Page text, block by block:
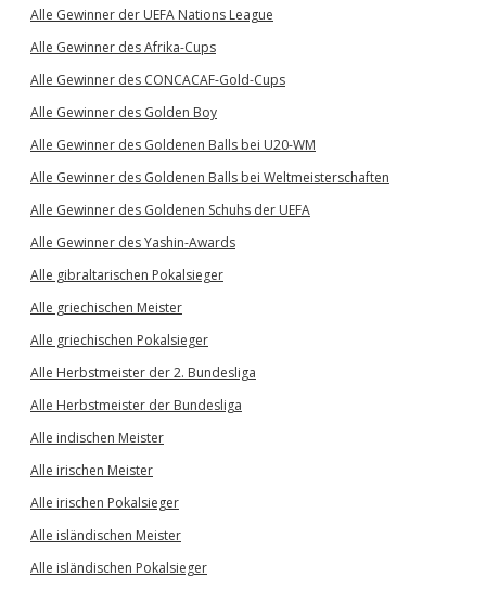
Alle Gewinner der UEFA Nations League
Alle Gewinner des Afrika-Cups
Alle Gewinner des CONCACAF-Gold-Cups
Alle Gewinner des Golden Boy
Alle Gewinner des Goldenen Balls bei U20-WM
Alle Gewinner des Goldenen Balls bei Weltmeisterschaften
Alle Gewinner des Goldenen Schuhs der UEFA
Alle Gewinner des Yashin-Awards
Alle gibraltarischen Pokalsieger
Alle griechischen Meister
Alle griechischen Pokalsieger
Alle Herbstmeister der 2. Bundesliga
Alle Herbstmeister der Bundesliga
Alle indischen Meister
Alle irischen Meister
Alle irischen Pokalsieger
Alle isländischen Meister
Alle isländischen Pokalsieger